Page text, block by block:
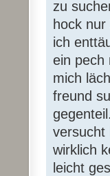
zu
hock
ich
ein pech
mich
freund
versucht
wirklich
leicht